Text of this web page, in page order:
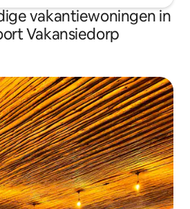
vakantiewoningen in
Vakansiedorp